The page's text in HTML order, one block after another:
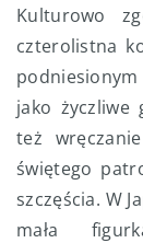
Kulturowo
czterolistna
jako życzliwe
też
świętego
szczęścia. W
mała